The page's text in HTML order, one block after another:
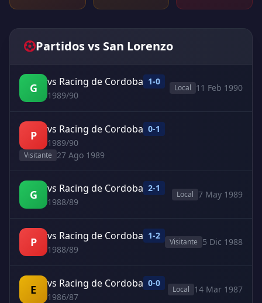
Partidos vs San Lorenzo
G vs Racing de Cordoba 1-0
1989/90
Local 11 Feb 1990
P vs Racing de Cordoba 0-1
1989/90
Visitante 27 Ago 1989
G vs Racing de Cordoba 2-1
1988/89
Local 7 May 1989
P vs Racing de Cordoba 1-2
1988/89
Visitante 5 Dic 1988
E vs Racing de Cordoba 0-0
1986/87
Local 14 Mar 1987